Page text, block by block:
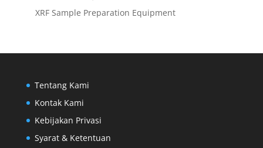
XRF Sample Preparation Equipment
Tentang Kami
Kontak Kami
Kebijakan Privasi
Syarat & Ketentuan